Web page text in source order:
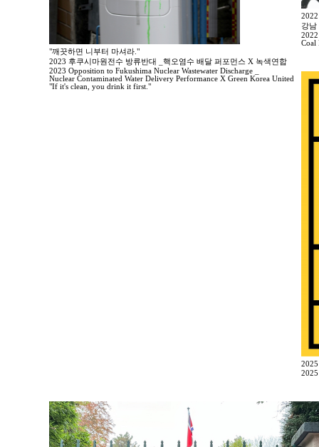
"깨끗하면 니부터 마셔라."
2023 후쿠시마원전수 방류반대 _핵오염수 배달 퍼포먼스 X 녹색연합
2023 Opposition to Fukushima Nuclear Wastewater Discharge _
Nuclear Contaminated Water Delivery Performance X Green Korea United
"If it's clean, you drink it first."
강남
Coal